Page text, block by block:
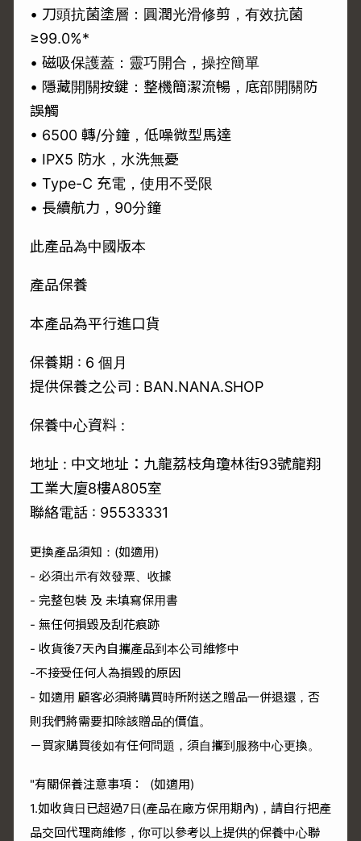
• 刀頭抗菌塗層：圓潤光滑修剪，有效抗菌
≥99.0%*
• 磁吸保護蓋：靈巧開合，操控簡單
• 隱藏開關按鍵：整機簡潔流暢，底部開關防
誤觸
• 6500 轉/分鐘，低噪微型馬達
• IPX5 防水，水洗無憂
• Type-C 充電，使用不受限
• 長續航力，90分鐘
此產品為中國版本
產品保養
本產品為平行進口貨
保養期 : 6 個月
提供保養之公司 : BAN.NANA.SHOP
保養中心資料 :
地址 : 中文地址：九龍荔枝角瓊林街93號龍翔
工業大廈8樓A805室
聯絡電話 : 95533331
更換產品須知：(如適用)
- 必須出示有效發票、收據
- 完整包裝 及 未填寫保用書
- 無任何損毀及刮花痕跡
- 收貨後7天內自攜產品到本公司維修中
-不接受任何人為損毀的原因
- 如適用 顧客必須將購買時所附送之贈品一併退還，否
則我們將需要扣除該贈品的價值。
－買家購買後如有任何問題，須自攜到服務中心更換。
"有關保養注意事項： (如適用)
1.如收貨日已超過7日(產品在廠方保用期內)，請自行把產
品交回代理商維修，你可以參考以上提供的保養中心聯